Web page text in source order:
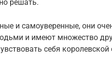
решать.
и самоуверенные, они
и имеют множество
себя